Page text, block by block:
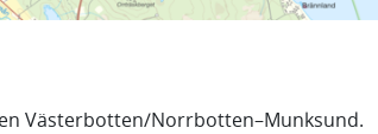
Västerbotten/Norrbotten–Munksund.